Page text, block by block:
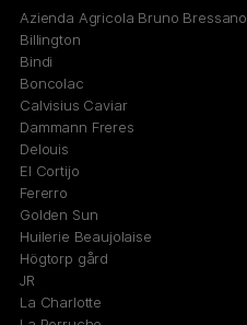
Azienda Agricola Bruno Bressano
Billington
Bindi
Boncolac
Calvisius Caviar
Dammann Freres
Delouis
El Cortijo
Fererro
Golden Sun
Huilerie Beaujolaise
Högtorp gård
JR
La Charlotte